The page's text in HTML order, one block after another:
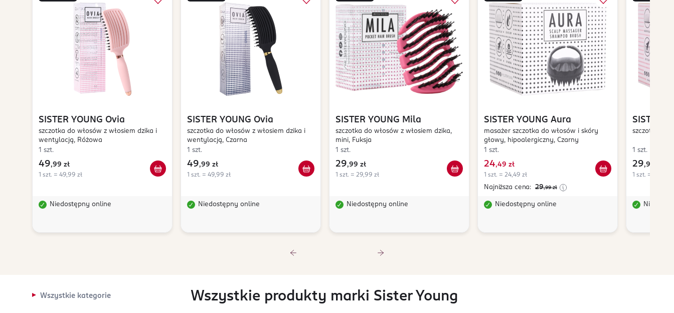
SISTER YOUNG Ovia
szczotka do włosów z włosiem dzika i
wentylacją, Różowa
1 szt.
49,99 zł
1 szt. = 49,99 zł
Niedostępny online
SISTER YOUNG Ovia
szczotka do włosów z włosiem dzika i
wentylacją, Czarna
1 szt.
49,99 zł
1 szt. = 49,99 zł
Niedostępny online
SISTER YOUNG Mila
szczotka do włosów z włosiem dzika,
mini, Fuksja
1 szt.
29,99 zł
1 szt. = 29,99 zł
Niedostępny online
SISTER YOUNG Aura
masażer szczotka do włosów i skóry
głowy, hipoalergiczny, Czarny
1 szt.
24,49 zł
1 szt. = 24,49 zł
Najniższa cena: 29,99 zł
Niedostępny online
SISTER
szczotka do
1 szt.
29,99 zł
1 szt. = 29,99
Wszystkie kategorie Wszystkie produkty marki Sister Young